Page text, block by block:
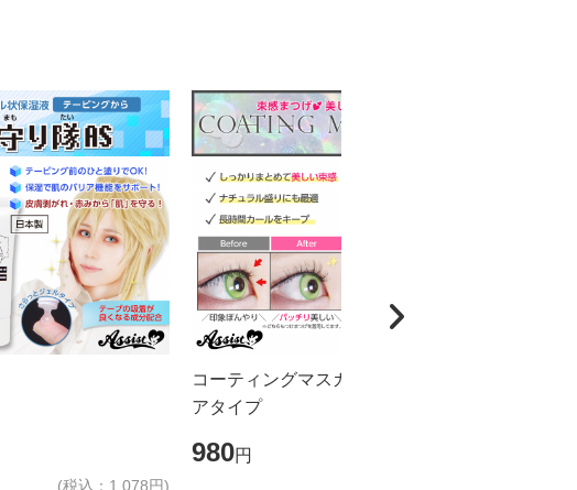
(税込：1,078円)
コーティングマスカラAS クリ
アタイプ
980円